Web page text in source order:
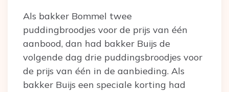
Als bakker Bommel twee
puddingbroodjes voor de prijs van één
aanbood, dan had bakker Buijs de
volgende dag drie puddingsbroodjes voor
de prijs van één in de aanbieding. Als
bakker Buijs een speciale korting had